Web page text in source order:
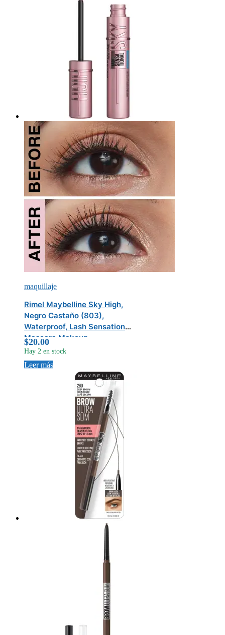
maquillaje
Rimel Maybelline Sky High,
Negro Castaño (803),
Waterproof, Lash Sensational
Mascara Makeup
$20.00
Hay 2 en stock
Leer más